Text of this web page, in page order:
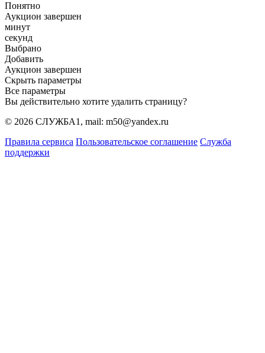
Понятно
Аукцион завершен
минут
секунд
Выбрано
Добавить
Аукцион завершен
Скрыть параметры
Все параметры
Вы действительно хотите удалить страницу?
© 2026 СЛУЖБА1, mail: m50@yandex.ru
Правила сервиса Пользовательское соглашение Служба
поддержки